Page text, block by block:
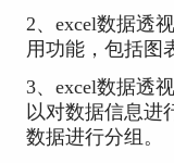
2、excel数据透
用功能，包括图
3、excel数据透
以对数据信息进
数据进行分组。